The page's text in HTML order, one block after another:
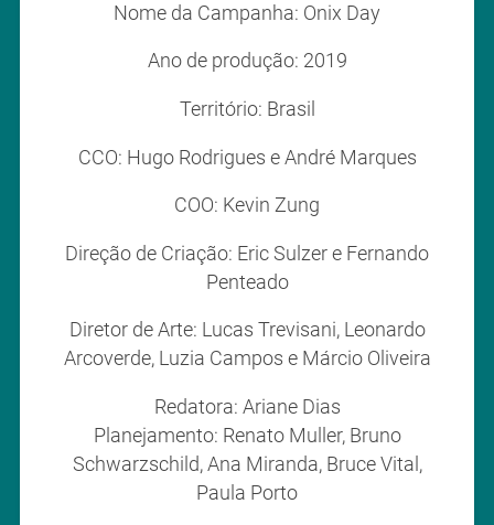
Nome da Campanha: Onix Day
Ano de produção: 2019
Território: Brasil
CCO: Hugo Rodrigues e André Marques
COO: Kevin Zung
Direção de Criação: Eric Sulzer e Fernando
Penteado
Diretor de Arte: Lucas Trevisani, Leonardo
Arcoverde, Luzia Campos e Márcio Oliveira
Redatora: Ariane Dias
Planejamento: Renato Muller, Bruno
Schwarzschild, Ana Miranda, Bruce Vital,
Paula Porto